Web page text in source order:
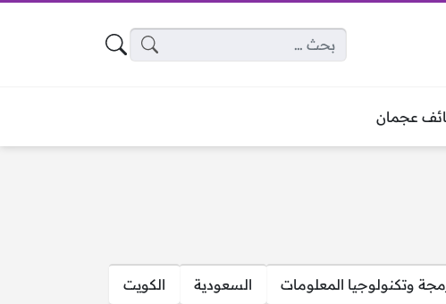
البحث عن:
عجمان
وتكنولوجيا المعلومات السعودية الكويت